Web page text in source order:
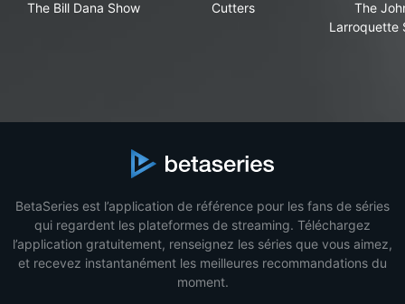
The Bill Dana Show Cutters
The
Larroquette
BetaSeries est l’application de référence pour les fans de séries
qui regardent les plateformes de streaming. Téléchargez
l’application gratuitement, renseignez les séries que vous aimez,
et recevez instantanément les meilleures recommandations du
moment.